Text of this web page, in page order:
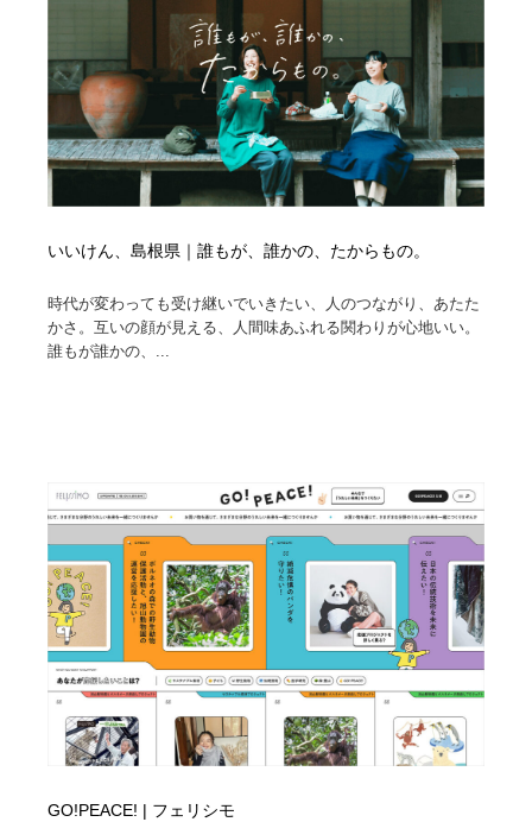
いいけん、島根県｜誰もが、誰かの、たからもの。
時代が変わっても受け継いでいきたい、人のつながり、あたた
かさ。互いの顔が見える、人間味あふれる関わりが心地いい。
誰もが誰かの、...
GO!PEACE! | フェリシモ